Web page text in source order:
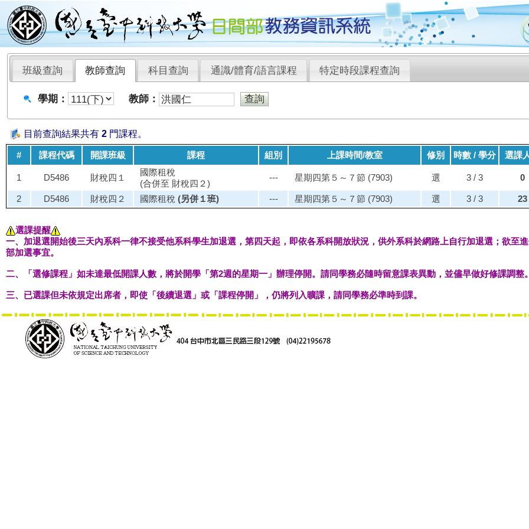
班級查詢 教師查詢 科目查詢 通識/體育/語言課程 特定時段課程查詢
學期： 教師：
目前查詢結果共有 2 門課程。
# 課程代碼 開課班級 課程 組別 上課時間/教室 修別 時數 / 學分 選課
1 D5486 財稅四１
國際租稅
(合併至 財稅四２)
--- 星期四第５～７節 (7903) 選 3 / 3 0
2 D5486 財稅四２ 國際租稅 (另併１班) --- 星期四第５～７節 (7903) 選 3 / 3 23
選課提醒
一、加退選開始後三天內系科一律不接受他系科學生加退選，第四天起，即依各系科開放狀況，供外系科於網路上自行加退選；欲至
部加選事宜。
二、「選修課程」如未達最低開課人數，將於開學「第2週的星期一」辦理停開。請同學務必隨時留意課表異動，並儘早做好修課調整
三、已選課但未依規定出席者，即使「後續退選」或「課程停開」，仍將列入曠課，請同學務必準時到課。